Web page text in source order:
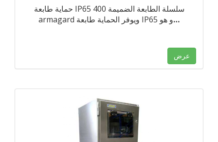
حماية طابعة IP65 400 سلسلة الطابعة الضميمة
armagard ويوفر الحماية طابعة IP65 و هو…
عرض